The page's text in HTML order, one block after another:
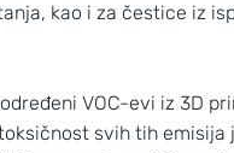
kao i za čestice iz
VOC-evi iz 3D
svih tih